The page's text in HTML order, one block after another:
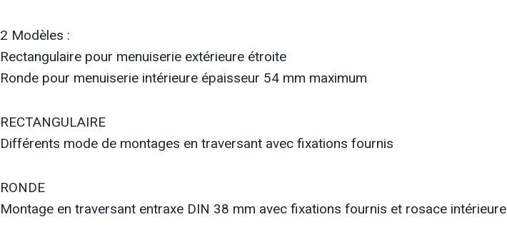
2 Modèles :
Rectangulaire pour menuiserie extérieure étroite
Ronde pour menuiserie intérieure épaisseur 54 mm maximum
RECTANGULAIRE
Différents mode de montages en traversant avec fixations fournis
RONDE
Montage en traversant entraxe DIN 38 mm avec fixations fournis et rosace intérieure